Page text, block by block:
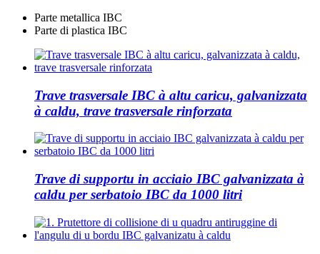
Parte metallica IBC
Parte di plastica IBC
Trave trasversale IBC à altu caricu, galvanizzata
à caldu, trave trasversale rinforzata
Trave di supportu in acciaio IBC galvanizzata à
caldu per serbatoio IBC da 1000 litri